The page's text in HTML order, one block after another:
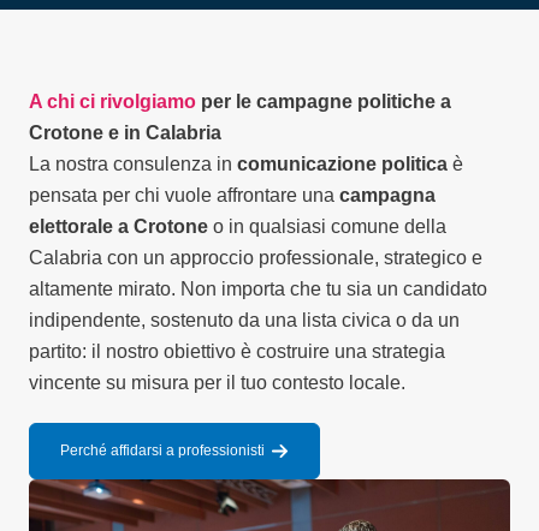
A chi ci rivolgiamo per le campagne politiche a
Crotone e in Calabria
La nostra consulenza in comunicazione politica è
pensata per chi vuole affrontare una campagna
elettorale a Crotone o in qualsiasi comune della
Calabria con un approccio professionale, strategico e
altamente mirato. Non importa che tu sia un candidato
indipendente, sostenuto da una lista civica o da un
partito: il nostro obiettivo è costruire una strategia
vincente su misura per il tuo contesto locale.
Perché affidarsi a professionisti